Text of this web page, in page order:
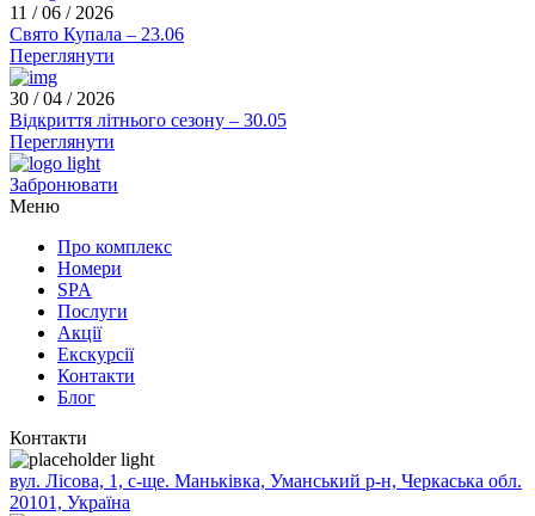
11 / 06 / 2026
Свято Купала – 23.06
Переглянути
30 / 04 / 2026
Відкриття літнього сезону – 30.05
Переглянути
Забронювати
Меню
Про комплекс
Номери
SPA
Послуги
Акції
Екскурсії
Контакти
Блог
Контакти
вул. Лісова, 1, с-ще. Маньківка, Уманський р-н, Черкаська обл.
20101, Україна